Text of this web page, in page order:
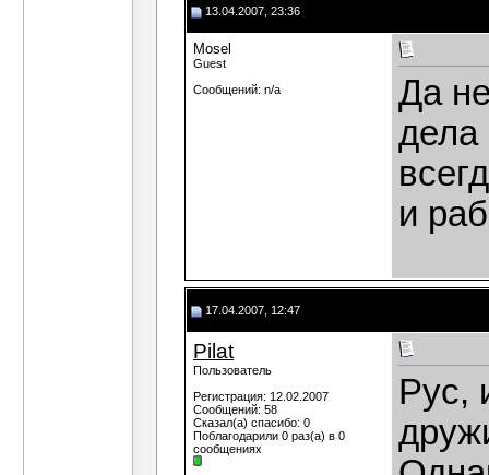
13.04.2007, 23:36
Mosel
Guest
Сообщений: n/a
Да
дела
и
17.04.2007, 12:47
Pilat
Пользователь
Регистрация: 12.02.2007
Сообщений: 58
Сказал(а) спасибо: 0
Поблагодарили 0 раз(а) в 0
сообщениях
Рус,